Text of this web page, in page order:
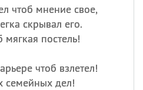
чтоб мнение свое,
скрывал его.
постель!
чтоб взлетел!
семейных дел!